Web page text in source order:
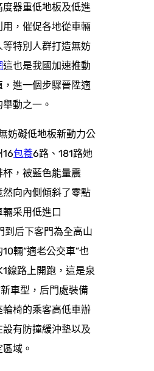
器重低地板及低進
，催促各地從車輛
特別人群打造無妨
這也是我國加速推動
進一個步驟晉陞適
動之一。
妨礙低地板新動力公
16包養6路、181路她
，被藍色能量震
向內側傾斜了零點
采用低進口
后下客門為全高山
輛“適老公交車”也
線路上開跑，這是泉
車型，后門處裝備
椅的乘客高低車辦
有防撞緩沖墊以及
域。